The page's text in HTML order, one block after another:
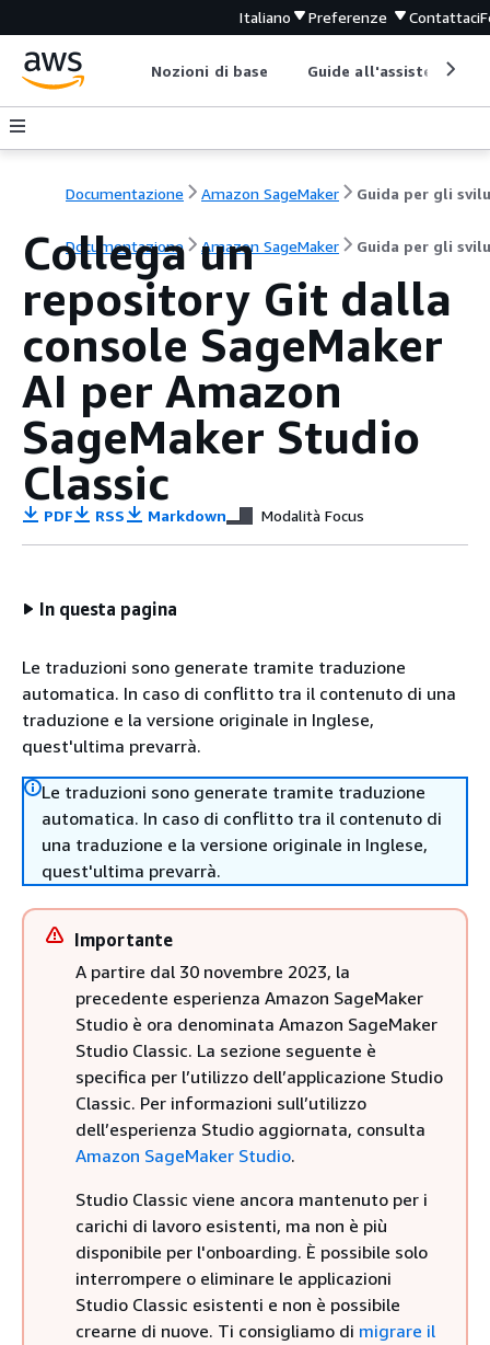
Italiano Preferenze Contattaci
Nozioni di base Guide all'assistenza
Documentazione Amazon SageMaker
Documentazione Amazon SageMaker Guida per gli
Collega un
repository Git dalla
console SageMaker
AI per Amazon
SageMaker Studio
Classic
PDF RSS Markdown Modalità Focus
In questa pagina
Le traduzioni sono generate tramite traduzione
automatica. In caso di conflitto tra il contenuto di una
traduzione e la versione originale in Inglese,
quest'ultima prevarrà.
Le traduzioni sono generate tramite traduzione
automatica. In caso di conflitto tra il contenuto di
una traduzione e la versione originale in Inglese,
quest'ultima prevarrà.
Importante
A partire dal 30 novembre 2023, la
precedente esperienza Amazon SageMaker
Studio è ora denominata Amazon SageMaker
Studio Classic. La sezione seguente è
specifica per l’utilizzo dell’applicazione Studio
Classic. Per informazioni sull’utilizzo
dell’esperienza Studio aggiornata, consulta
Amazon SageMaker Studio.
Studio Classic viene ancora mantenuto per i
carichi di lavoro esistenti, ma non è più
disponibile per l'onboarding. È possibile solo
interrompere o eliminare le applicazioni
Studio Classic esistenti e non è possibile
crearne di nuove. Ti consigliamo di migrare il